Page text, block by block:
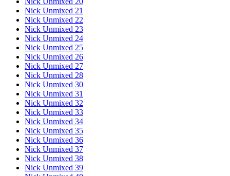
Nick Unmixed 21
Nick Unmixed 22
Nick Unmixed 23
Nick Unmixed 24
Nick Unmixed 25
Nick Unmixed 26
Nick Unmixed 27
Nick Unmixed 28
Nick Unmixed 30
Nick Unmixed 31
Nick Unmixed 32
Nick Unmixed 33
Nick Unmixed 34
Nick Unmixed 35
Nick Unmixed 36
Nick Unmixed 37
Nick Unmixed 38
Nick Unmixed 39